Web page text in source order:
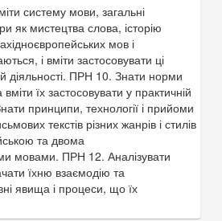
систему мови, загальні
як мистецтва слова, історію
мов і
і вміти застосовувати ці
діяльності. ПРН 10. Знати норми
їх застосовувати у практичній
принципи, технології і прийоми
текстів різних жанрів і стилів
та двома
мовами. ПРН 12. Аналізувати
їхню взаємодію та
явища і процеси, що їх